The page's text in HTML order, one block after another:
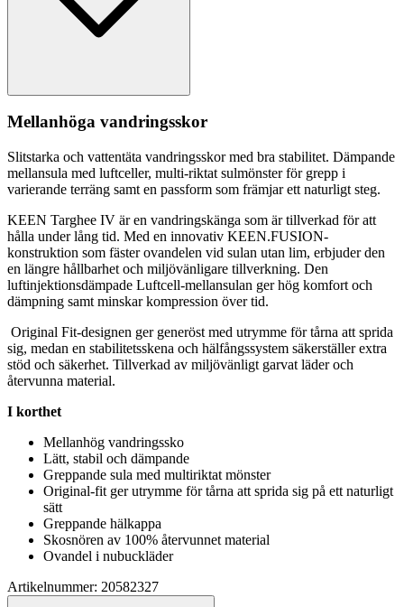
Mellanhöga vandringsskor
Slitstarka och vattentäta vandringsskor med bra stabilitet. Dämpande
mellansula med luftceller, multi-riktat sulmönster för grepp i
varierande terräng samt en passform som främjar ett naturligt steg.
KEEN Targhee IV är en vandringskänga som är tillverkad för att
hålla under lång tid. Med en innovativ KEEN.FUSION-
konstruktion som fäster ovandelen vid sulan utan lim, erbjuder den
en längre hållbarhet och miljövänligare tillverkning. Den
luftinjektionsdämpade Luftcell-mellansulan ger hög komfort och
dämpning samt minskar kompression över tid.
Original Fit-designen ger generöst med utrymme för tårna att sprida
sig, medan en stabilitetsskena och hälfångssystem säkerställer extra
stöd och säkerhet. Tillverkad av miljövänligt garvat läder och
återvunna material.
I korthet
Mellanhög vandringssko
Lätt, stabil och dämpande
Greppande sula med multiriktat mönster
Original-fit ger utrymme för tårna att sprida sig på ett naturligt
sätt
Greppande hälkappa
Skosnören av 100% återvunnet material
Ovandel i nubuckläder
Artikelnummer: 20582327